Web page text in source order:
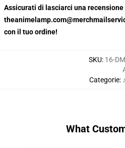
Assicurati di lasciarci una recensione
con il tuo ordine!
SKU: 16-
Categorie: ♪
What